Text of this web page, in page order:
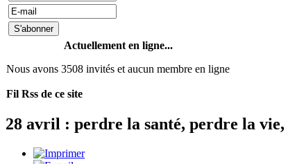
Actuellement en ligne...
Nous avons 3508 invités et aucun membre en ligne
Fil Rss de ce site
28 avril : perdre la santé, perdre la